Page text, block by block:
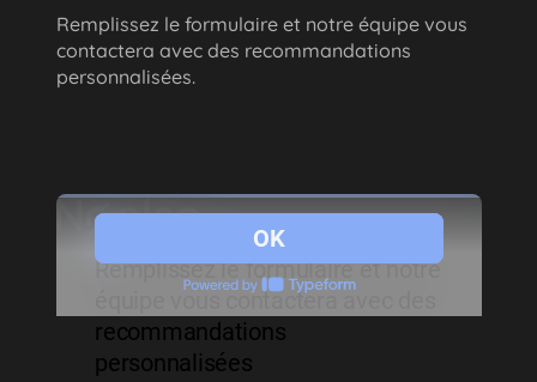
Remplissez le formulaire et notre équipe vous
contactera avec des recommandations
personnalisées.